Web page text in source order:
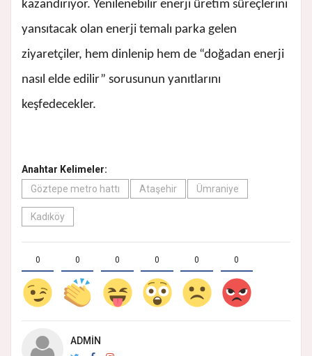
kazandırıyor. Yenilenebilir enerji üretim süreçlerini
yansıtacak olan enerji temalı parka gelen
ziyaretçiler, hem dinlenip hem de “doğadan enerji
nasıl elde edilir” sorusunun yanıtlarını
keşfedecekler.
Anahtar Kelimeler:
Göztepe metro hattı
Ataşehir Ümraniye
Kadıköy
0 0 0 0 0 0
ADMIN